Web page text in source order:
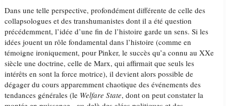
Dans une telle perspective, profondément différente de celle des
collapsologues et des transhumanistes dont il a été question
précédemment, l’idée d’une fin de l’histoire garde un sens. Si les
idées jouent un rôle fondamental dans l’histoire (comme en
témoigne ironiquement, pour Pinker, le succès qu’a connu au XXe
siècle une doctrine, celle de Marx, qui affirmait que seuls les
intérêts en sont la force motrice), il devient alors possible de
dégager du cours apparemment chaotique des événements des
tendances générales (le Welfare State, dont on peut constater la